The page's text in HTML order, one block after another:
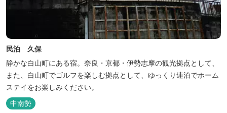
民泊 久保
静かな白山町にある宿。奈良・京都・伊勢志摩の観光拠点として、
また、白山町でゴルフを楽しむ拠点として、ゆっくり連泊でホーム
ステイをお楽しみください。
中南勢